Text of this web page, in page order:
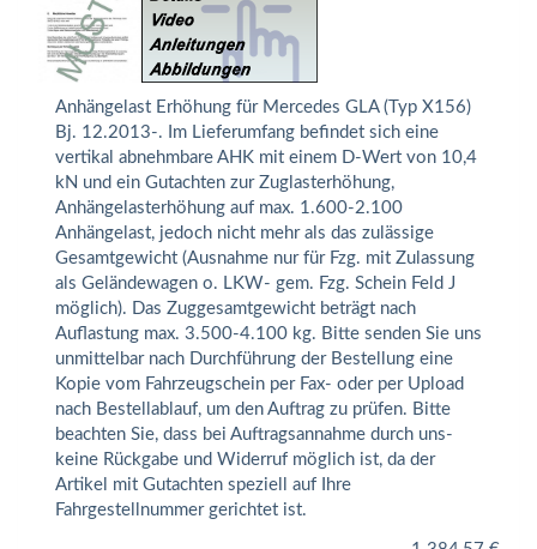
Anhängelast Erhöhung für Mercedes GLA (Typ X156)
Bj. 12.2013-. Im Lieferumfang befindet sich eine
vertikal abnehmbare AHK mit einem D-Wert von 10,4
kN und ein Gutachten zur Zuglasterhöhung,
Anhängelasterhöhung auf max. 1.600-2.100
Anhängelast, jedoch nicht mehr als das zulässige
Gesamtgewicht (Ausnahme nur für Fzg. mit Zulassung
als Geländewagen o. LKW- gem. Fzg. Schein Feld J
möglich). Das Zuggesamtgewicht beträgt nach
Auflastung max. 3.500-4.100 kg. Bitte senden Sie uns
unmittelbar nach Durchführung der Bestellung eine
Kopie vom Fahrzeugschein per Fax- oder per Upload
nach Bestellablauf, um den Auftrag zu prüfen. Bitte
beachten Sie, dass bei Auftragsannahme durch uns-
keine Rückgabe und Widerruf möglich ist, da der
Artikel mit Gutachten speziell auf Ihre
Fahrgestellnummer gerichtet ist.